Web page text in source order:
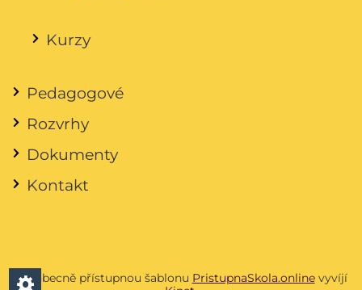
Kurzy
Pedagogové
Rozvrhy
Dokumenty
Kontakt
Všeobecně přístupnou šablonu PristupnaSkola.onlinevyvíjí